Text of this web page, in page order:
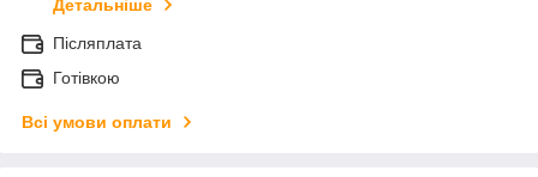
Детальніше
Післяплата
Готівкою
Всі умови оплати